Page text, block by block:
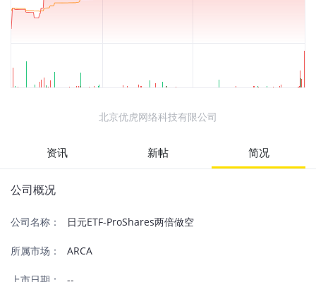
北京优虎网络科技有限公司
资讯 新帖 简况
公司概况
公司名称： 日元ETF-ProShares两倍做空
所属市场： ARCA